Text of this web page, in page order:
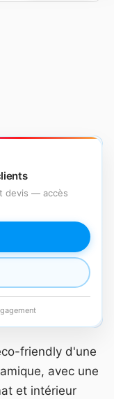
devis — accès
friendly d'une
avec une
et intérieur